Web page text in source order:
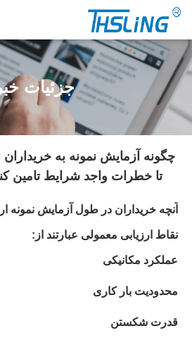
جزئیات خبر
چگونه آزمایش نمونه به
تا خطرات واجد شرایط تامین
آنچه خریداران در طول آزمایش نمونه
نقاط ارزیابی معمولی عبارتند از:
عملکرد مکانیکی
محدودیت بار کاری
قدرت شکستن